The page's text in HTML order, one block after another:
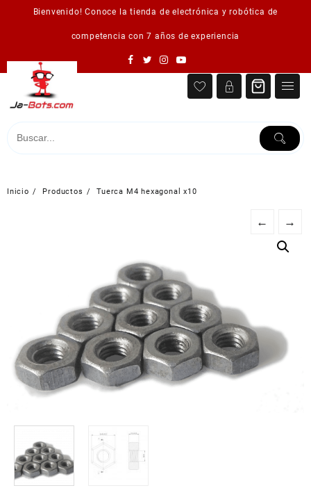
Bienvenido! Conoce la tienda de electrónica y robótica de
competencia con 7 años de experiencia
Inicio Productos Tuerca M4 hexagonal x10
← →